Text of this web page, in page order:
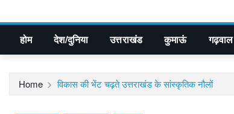
होम देश/दुनिया उत्तराखंड कुमाऊं गढ़वाल
Home विकास की भेंट चढ़ते उत्तराखंड के सांस्कृतिक नौलों